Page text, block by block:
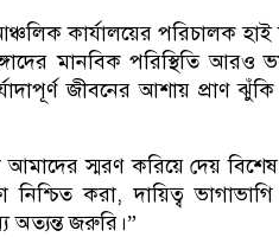
কার্যালয়ের পরিচালক হাই
মানবিক পরিস্থিতি আরও
জীবনের আশায় প্রাণ ঝুঁকি
আমাদের স্মরণ করিয়ে দেয়
করা, দায়িত্ব
অত্যন্ত জরুরি।”